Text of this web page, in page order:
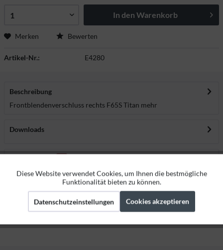
In den Warenkorb
Merken Bewerten
Artikel-Nr.: E4280
Beschreibung
Frontblendenverschluss rechts F65S Titan mehr
Downloads
Bewertungen lesen, schreiben und diskutieren...mehr
Funktionale Aktiv
Marketing Aktiv
Diese Website verwendet Cookies, um Ihnen die bestmögliche
Funktionalität bieten zu können.
Datenschutzeinstellungen Cookies akzeptieren